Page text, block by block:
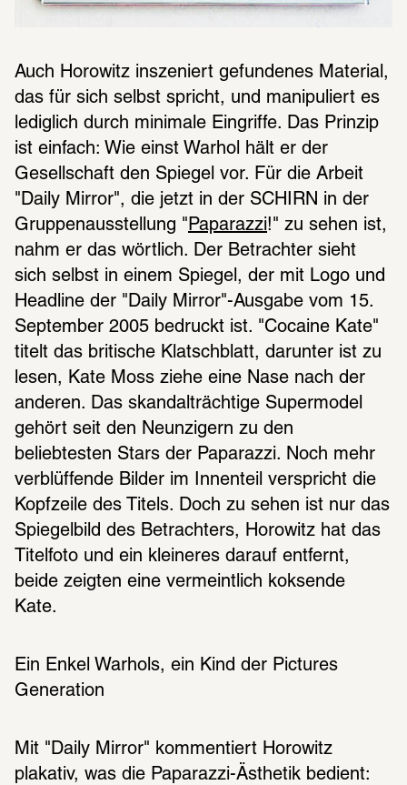
Auch Horowitz inszeniert gefundenes Material,
das für sich selbst spricht, und manipuliert es
lediglich durch minimale Eingriffe. Das Prinzip
ist einfach: Wie einst Warhol hält er der
Gesellschaft den Spiegel vor. Für die Arbeit
"Daily Mirror", die jetzt in der SCHIRN in der
Gruppenausstellung " Paparazzi !" zu sehen ist,
nahm er das wörtlich. Der Betrachter sieht
sich selbst in einem Spiegel, der mit Logo und
Headline der "Daily Mirror"-Ausgabe vom 15.
September 2005 bedruckt ist. "Cocaine Kate"
titelt das britische Klatschblatt, darunter ist zu
lesen, Kate Moss ziehe eine Nase nach der
anderen. Das skandalträchtige Supermodel
gehört seit den Neunzigern zu den
beliebtesten Stars der Paparazzi. Noch mehr
verblüffende Bilder im Innenteil verspricht die
Kopfzeile des Titels. Doch zu sehen ist nur das
Spiegelbild des Betrachters, Horowitz hat das
Titelfoto und ein kleineres darauf entfernt,
beide zeigten eine vermeintlich koksende
Kate.
Ein Enkel Warhols, ein Kind der Pictures
Generation
Mit "Daily Mirror" kommentiert Horowitz
plakativ, was die Paparazzi-Ästhetik bedient: